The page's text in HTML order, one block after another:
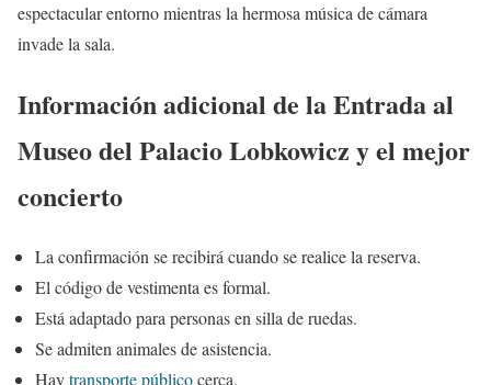
espectacular entorno mientras la hermosa música de cámara
invade la sala.
Información adicional de la Entrada al
Museo del Palacio Lobkowicz y el mejor
concierto
La confirmación se recibirá cuando se realice la reserva.
El código de vestimenta es formal.
Está adaptado para personas en silla de ruedas.
Se admiten animales de asistencia.
Haytransporte públicocerca.